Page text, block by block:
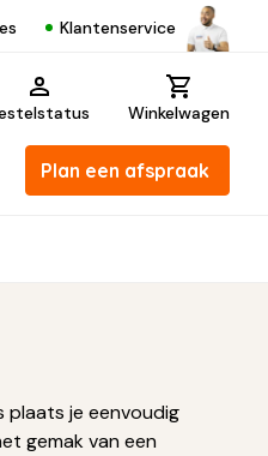
Klantenservice
Winkelwagen
Plan een afspraak
plaats je eenvoudig
gemak van een